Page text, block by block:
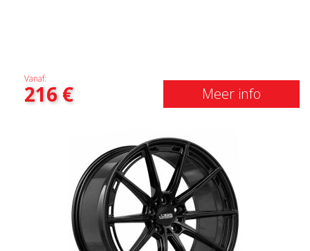
Vanaf:
216€ Meer info